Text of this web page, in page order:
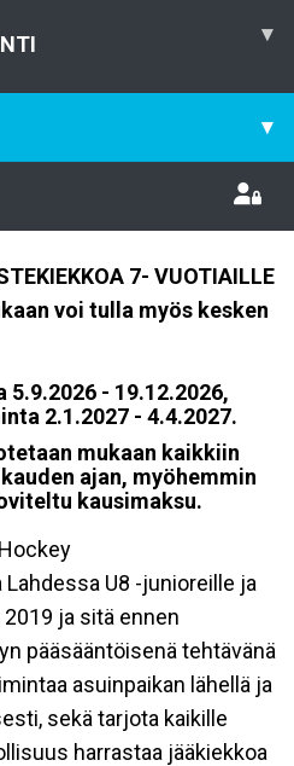
▾
▾
7- VUOTIAILLE
voi tulla myös kesken
- 19.12.2026,
2.1.2027 - 4.4.2027.
mukaan kaikkiin
ajan, myöhemmin
kausimaksu.
U8 -junioreille ja
ja sitä ennen
pääsääntöisenä tehtävänä
asuinpaikan lähellä ja
sekä tarjota kaikille
harrastaa jääkiekkoa